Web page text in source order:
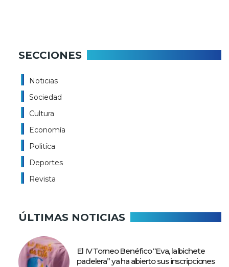
SECCIONES
Noticias
Sociedad
Cultura
Economía
Politíca
Deportes
Revista
ÚLTIMAS NOTICIAS
El IV Torneo Benéfico “Eva, la bichete
padelera” ya ha abierto sus inscripciones